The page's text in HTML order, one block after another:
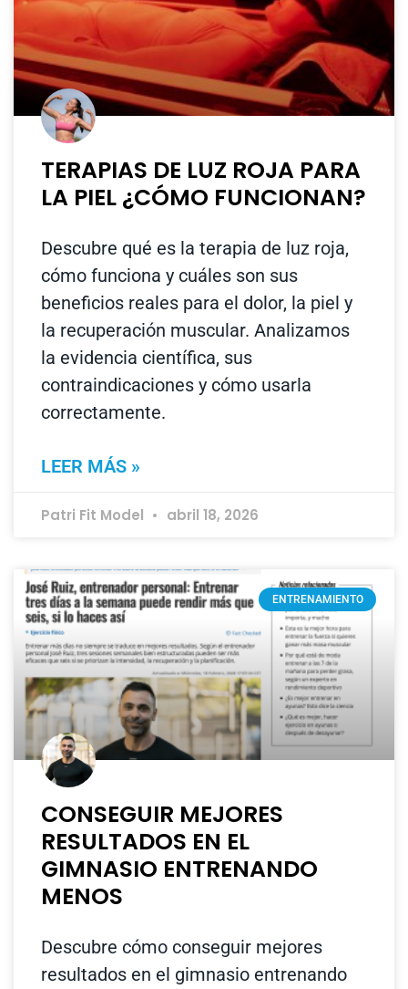
TERAPIAS DE LUZ ROJA PARA
LA PIEL ¿CÓMO FUNCIONAN?
Descubre qué es la terapia de luz roja,
cómo funciona y cuáles son sus
beneficios reales para el dolor, la piel y
la recuperación muscular. Analizamos
la evidencia científica, sus
contraindicaciones y cómo usarla
correctamente.
LEER MÁS »
Patri Fit Model abril 18, 2026
ENTRENAMIENTO
CONSEGUIR MEJORES
RESULTADOS EN EL
GIMNASIO ENTRENANDO
MENOS
Descubre cómo conseguir mejores
resultados en el gimnasio entrenando